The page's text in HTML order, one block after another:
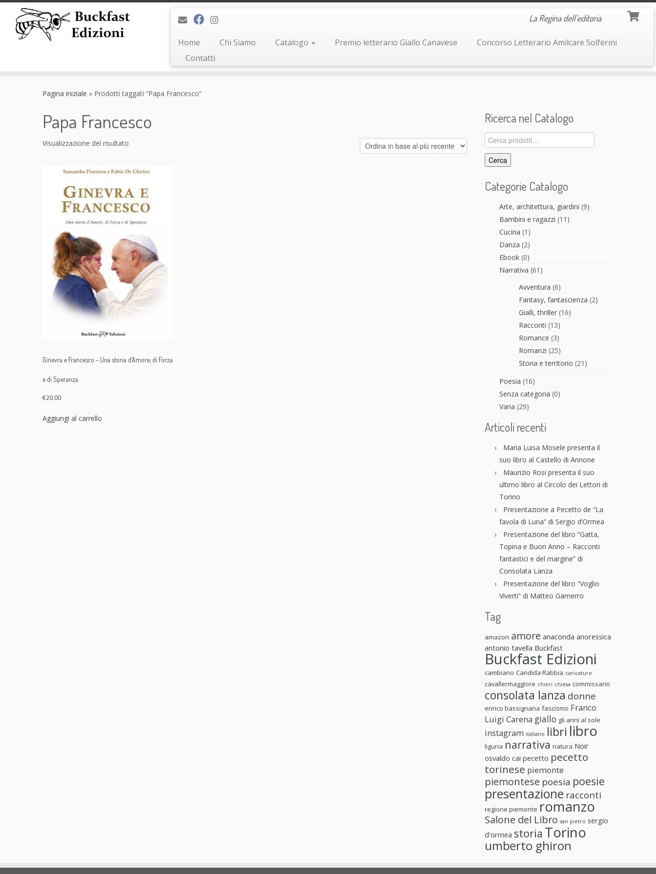
La Regina dell'editoria
Home Chi Siamo Catalogo Premio letterario Giallo Canavese
Concorso Letterario Amilcare Solferini
Contatti
Pagina iniziale » Prodotti taggati “Papa Francesco”
Papa Francesco
Visualizzazione del risultato
Ginevra e Francesco – Una storia d’Amore, di Forza
e di Speranza
€20.00
Aggiungi al carrello
Ricerca nel Catalogo
Cerca:
Cerca
Categorie Catalogo
Arte, architettura, giardini (9)
Bambini e ragazzi (11)
Cucina (1)
Danza (2)
Ebook (0)
Narrativa (61)
Avventura (6)
Fantasy, fantascienza (2)
Gialli, thriller (16)
Racconti (13)
Romance (3)
Romanzi (25)
Storia e territorio (21)
Poesia (16)
Senza categoria (0)
Varia (29)
Articoli recenti
Maria Luisa Mosele presenta il
suo libro al Castello di Annone
Maurizio Rosi presenta il suo
ultimo libro al Circolo dei Lettori di
Torino
Presentazione a Pecetto de “La
favola di Luna” di Sergio d’Ormea
Presentazione del libro “Gatta,
Topina e Buon Anno – Racconti
fantastici e del margine” di
Consolata Lanza
Presentazione del libro “Voglio
Viverti” di Matteo Gamerro
Tag
amazon amore anaconda anoressica
antonio tavella Buckfast
Buckfast Edizioni
cambiano Candida Rabbia caricature
cavallermaggiore chieri chiesa commissario
consolata lanza donne
enrico bassignana fascismo Franco
Luigi Carena giallo gli anni al sole
instagram italiano libri libro
liguria narrativa natura Noir
osvaldo cai pecetto pecetto
torinese piemonte
piemontese poesia poesie
presentazione racconti
regione piemonte romanzo
Salone del Libro san pietro sergio
d'ormea storia Torino
umberto ghiron